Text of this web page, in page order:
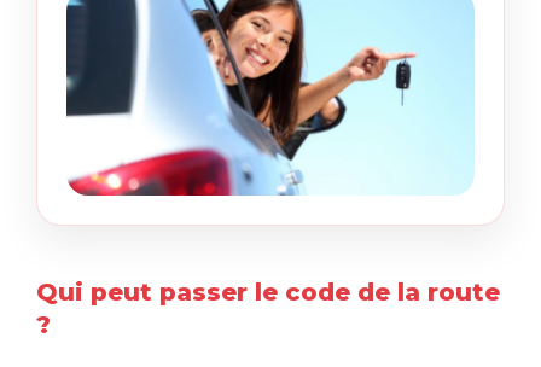
Qui peut passer le code de la route
?